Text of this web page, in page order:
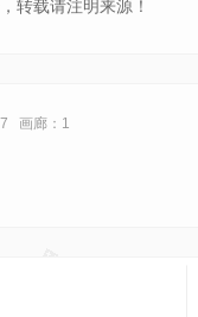
转载请注明来源！
画廊：1